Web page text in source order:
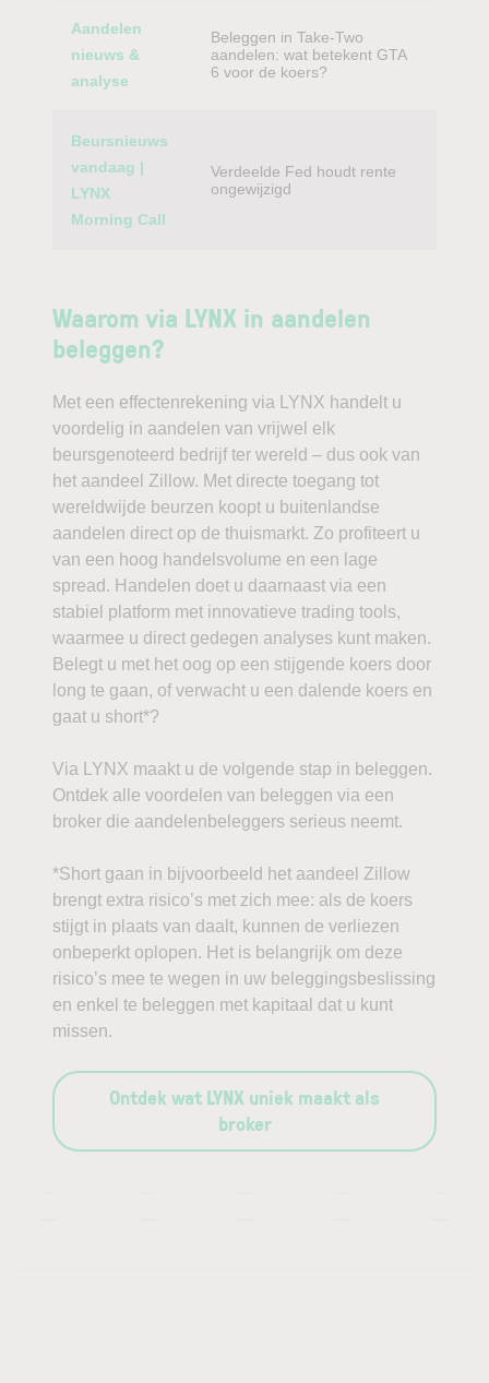
Aandelen
nieuws &
analyse
Beleggen in Take-Two
aandelen: wat betekent GTA
6 voor de koers?
Beursnieuws
vandaag |
LYNX
Morning Call
Verdeelde Fed houdt rente
ongewijzigd
Waarom via LYNX in aandelen
beleggen?
Met een effectenrekening via LYNX handelt u
voordelig in aandelen van vrijwel elk
beursgenoteerd bedrijf ter wereld – dus ook van
het aandeel Zillow. Met directe toegang tot
wereldwijde beurzen koopt u buitenlandse
aandelen direct op de thuismarkt. Zo profiteert u
van een hoog handelsvolume en een lage
spread. Handelen doet u daarnaast via een
stabiel platform met innovatieve trading tools,
waarmee u direct gedegen analyses kunt maken.
Belegt u met het oog op een stijgende koers door
long te gaan, of verwacht u een dalende koers en
gaat u short*?
Via LYNX maakt u de volgende stap in beleggen.
Ontdek alle voordelen van beleggen via een
broker die aandelenbeleggers serieus neemt.
*Short gaan in bijvoorbeeld het aandeel Zillow
brengt extra risico’s met zich mee: als de koers
stijgt in plaats van daalt, kunnen de verliezen
onbeperkt oplopen. Het is belangrijk om deze
risico’s mee te wegen in uw beleggingsbeslissing
en enkel te beleggen met kapitaal dat u kunt
missen.
Ontdek wat LYNX uniek maakt als
broker